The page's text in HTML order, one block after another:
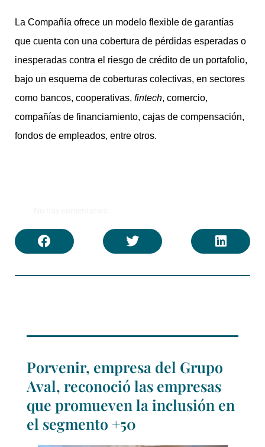
La Compañía ofrece un modelo flexible de garantías
que cuenta con una cobertura de pérdidas esperadas o
inesperadas contra el riesgo de crédito de un portafolio,
bajo un esquema de coberturas colectivas, en sectores
como bancos, cooperativas, fintech, comercio,
compañías de financiamiento, cajas de compensación,
fondos de empleados, entre otros.
Porvenir, empresa del Grupo
Aval, reconoció las empresas
que promueven la inclusión en
el segmento +50